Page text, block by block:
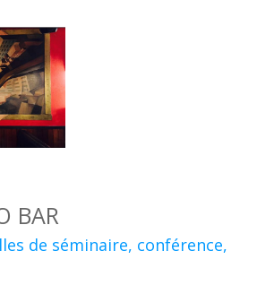
BAR
de séminaire, conférence,